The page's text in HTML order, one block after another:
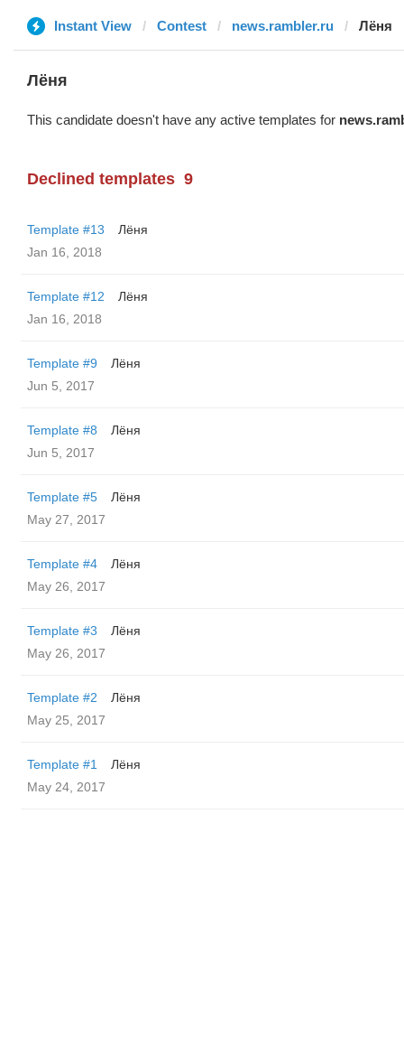
Instant View Contest news.rambler.ru Лёня
Лёня
This candidate doesn't have any active templates for
Declined templates 9
Template #13
Лёня
Jan 16, 2018
Template #12
Лёня
Jan 16, 2018
Template #9
Лёня
Jun 5, 2017
Template #8
Лёня
Jun 5, 2017
Template #5
Лёня
May 27, 2017
Template #4
Лёня
May 26, 2017
Template #3
Лёня
May 26, 2017
Template #2
Лёня
May 25, 2017
Template #1
Лёня
May 24, 2017